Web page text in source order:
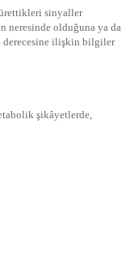
sinyaller
neresinde olduğuna ya da
derecesine ilişkin bilgiler
şikâyetlerde,